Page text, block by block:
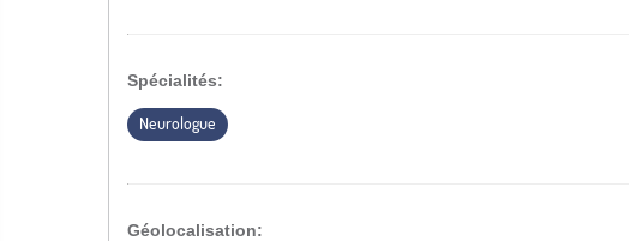
Spécialités:
Neurologue
Géolocalisation: